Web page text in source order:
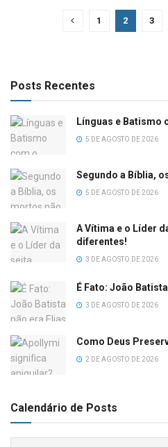
1 2 3
Posts Recentes
Línguas e Batismo
5 DE AGOSTO DE 2026
Segundo a Bíblia,
5 DE AGOSTO DE 2026
A Vítima e o Líder
diferentes!
3 DE AGOSTO DE 2026
É Fato: João
3 DE AGOSTO DE 2026
Como Deus
2 DE AGOSTO DE 2026
Calendário de Posts